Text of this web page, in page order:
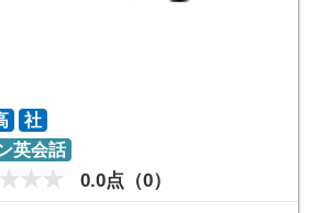
社
英会話
0.0点（0）